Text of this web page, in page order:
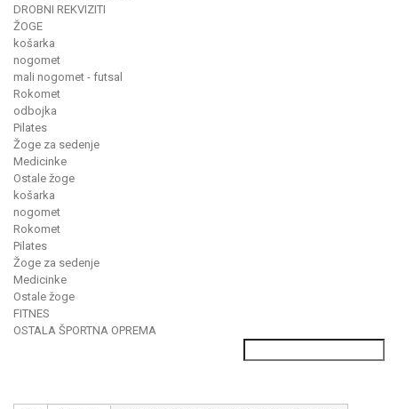
DROBNI REKVIZITI
ŽOGE
košarka
nogomet
mali nogomet - futsal
Rokomet
odbojka
Pilates
Žoge za sedenje
Medicinke
Ostale žoge
košarka
nogomet
Rokomet
Pilates
Žoge za sedenje
Medicinke
Ostale žoge
FITNES
OSTALA ŠPORTNA OPREMA